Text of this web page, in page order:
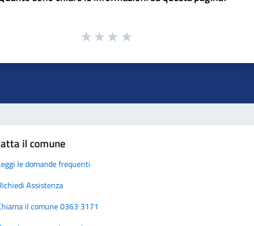
il comune
le domande frequenti
Assistenza
il comune 0363 3171